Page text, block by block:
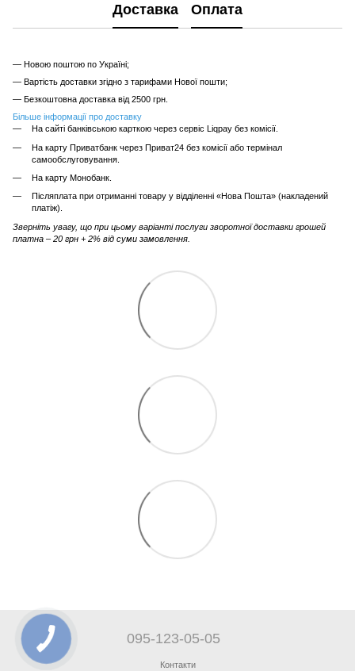
Доставка Оплата
— Новою поштою по Україні;
— Вартість доставки згідно з тарифами Нової пошти;
— Безкоштовна доставка від 2500 грн.
Більше інформації про доставку
На сайті банківською карткою через сервіс Liqpay без комісії.
На карту Приватбанк через Приват24 без комісії або термінал
самообслуговування.
На карту Монобанк.
Післяплата при отриманні товару у відділенні «Нова Пошта» (накладений
платіж).
Зверніть увагу, що при цьому варіанті послуги зворотної доставки грошей
платна – 20 грн + 2% від суми замовлення.
095-123-05-05
Контакти